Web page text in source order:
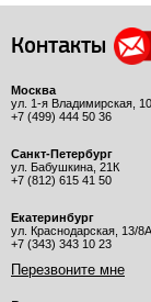
Контакты
Москва
ул. 1-я Владимирская,
+7 (499) 444 50 36
Санкт-Петербург
ул. Бабушкина, 21К
+7 (812) 615 41 50
Екатеринбург
ул. Краснодарская, 13/8А
+7 (343) 343 10 23
Перезвоните мне